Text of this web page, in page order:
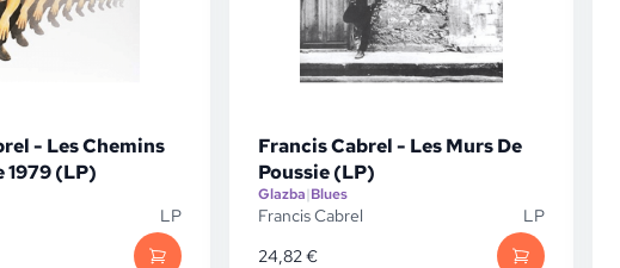
- Les Chemins
1979 (LP)
LP
Francis Cabrel - Les Murs De
Poussie (LP)
Glazba|Blues
Francis Cabrel
LP
24,82€